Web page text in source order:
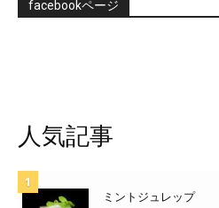
facebookページ
人気記事
ミントジュレップ